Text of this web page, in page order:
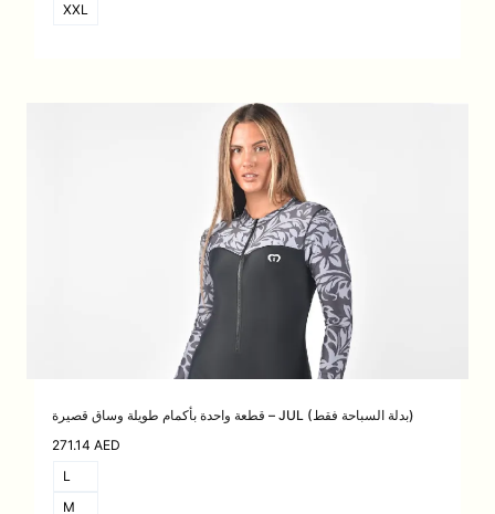
XXL
قطعة واحدة بأكمام طويلة وساق قصيرة – JUL (بدلة السباحة فقط)
271.14 AED
L
M